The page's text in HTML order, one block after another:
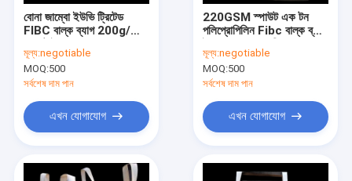
মান নিয়ন্ত্রণ
যোগাযোগ করুন
মামলা
বোনা জাম্বো ইউভি ট্রিটেড
FIBC বাল্ক ব্যাগ 200g/
100*100*120cm
মূল্য:negotiable
MOQ:500
সর্বশেষ দাম পান
এখন যোগাযোগ
220GSM স্পাউট এক টন
পলিপ্রোপিলিন Fibc বাল্ক ব্যাগ
মূল্য:negotiable
MOQ:500
সর্বশেষ দাম পান
এখন যোগাযোগ